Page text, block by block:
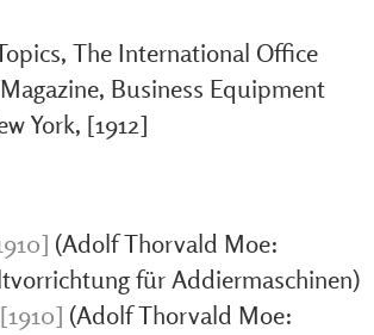
The International Office
Business Equipment
York, [1912]
(Adolf Thorvald Moe:
für Addiermaschinen)
(Adolf Thorvald Moe: